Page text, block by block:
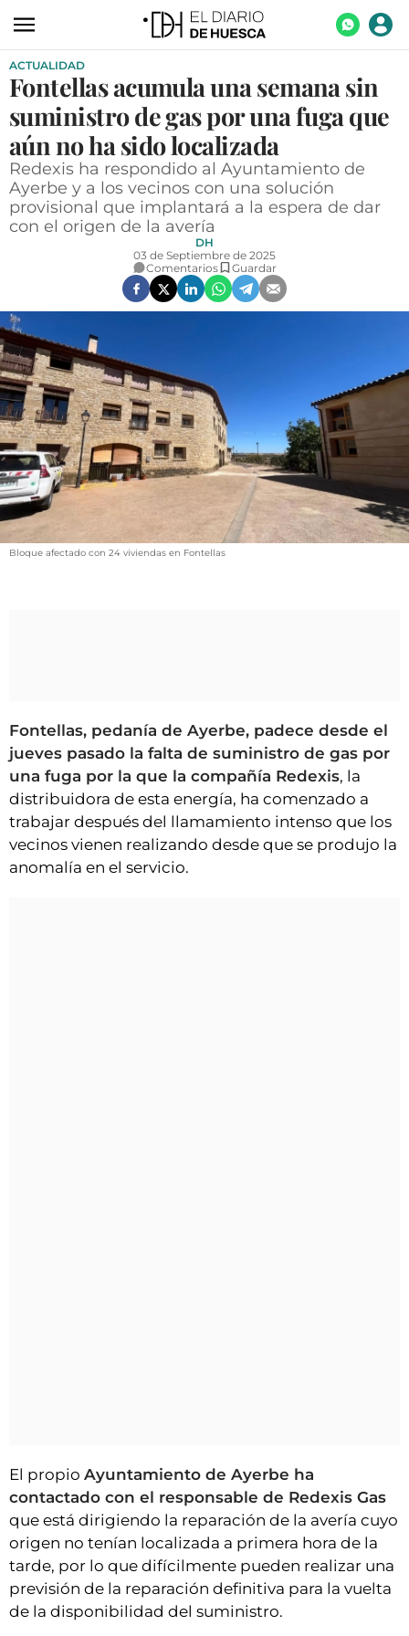
ACTUALIDAD
ECONOMÍA
TECNOLOGÍA
TURISMO
AGROALIMENTACIÓN
SOCIEDAD
OPINIÓN
GALERÍAS
VÍDEOS
CONTACTAR
FIESTAS EN EL ALTO ARAGÓN
FIESTAS DE SAN LORENZO
AGENDA
CLUB DEL AMIGO MILITANTE
INICIAR SESIÓN
ACTUALIDAD
Fontellas acumula una semana sin
suministro de gas por una fuga que
aún no ha sido localizada
Redexis ha respondido al Ayuntamiento de
Ayerbe y a los vecinos con una solución
provisional que implantará a la espera de dar
con el origen de la avería
DH
03 de Septiembre de 2025
Comentarios
Guardar
Bloque afectado con 24 viviendas en Fontellas
Fontellas, pedanía de Ayerbe, padece desde el
jueves pasado la falta de suministro de gas por
una fuga por la que la compañía Redexis, la
distribuidora de esta energía, ha comenzado a
trabajar después del llamamiento intenso que los
vecinos vienen realizando desde que se produjo la
anomalía en el servicio.
El propio Ayuntamiento de Ayerbe ha
contactado con el responsable de Redexis Gas
que está dirigiendo la reparación de la avería cuyo
origen no tenían localizada a primera hora de la
tarde, por lo que difícilmente pueden realizar una
previsión de la reparación definitiva para la vuelta
de la disponibilidad del suministro.